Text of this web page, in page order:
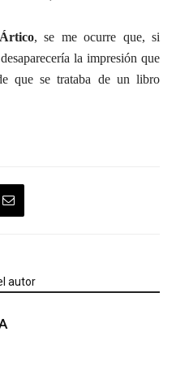
, se me ocurre que, si
la impresión que
que se trataba de un libro
autor